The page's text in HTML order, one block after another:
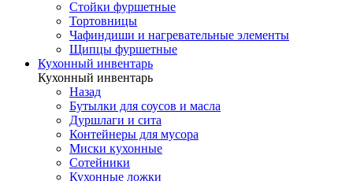
Стойки фуршетные
Тортовницы
Чафиндиши и нагревательные элементы
Щипцы фуршетные
Кухонный инвентарь
Кухонный инвентарь
Назад
Бутылки для соусов и масла
Дуршлаги и сита
Контейнеры для мусора
Миски кухонные
Сотейники
Кухонные ложки